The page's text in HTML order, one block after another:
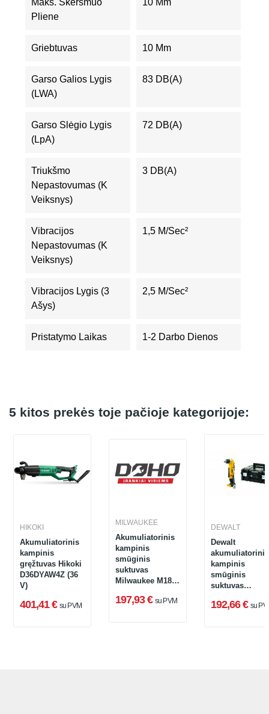
Maks. Skersmuo
Pliene
10 Mm
Griebtuvas 10 Mm
Garso Galios Lygis
(LWA)
83 DB(A)
Garso Slėgio Lygis
(LpA)
72 DB(A)
Triukšmo
Nepastovumas (K
Veiksnys)
3 DB(A)
Vibracijos
Nepastovumas (K
Veiksnys)
1,5 M/sec²
Vibracijos Lygis (3
Ašys)
2,5 M/sec²
Pristatymo Laikas 1-2 Darbo Dienos
5 kitos prekės toje pačioje kategorijoje:
HIKOKI
Akumuliatorinis
kampinis
gręžtuvas Hikoki
D36DYAW4Z (36
V)
401,41 € su PVM
MILWAUKEE
Akumuliatorinis
kampinis
smūginis
suktuvas
Milwaukee M18
1/4", 81 Nm
197,93 € su PVM
DEWALT
Dewalt
akumuliatorinis
kampinis
smūginis
suktuvas
V + lagaminas
192,66 € su